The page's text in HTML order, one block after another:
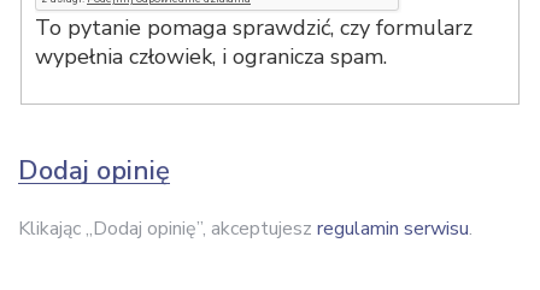
To pytanie pomaga sprawdzić, czy formularz
wypełnia człowiek, i ogranicza spam.
Dodaj opinię
Klikając „Dodaj opinię”, akceptujesz regulamin serwisu.